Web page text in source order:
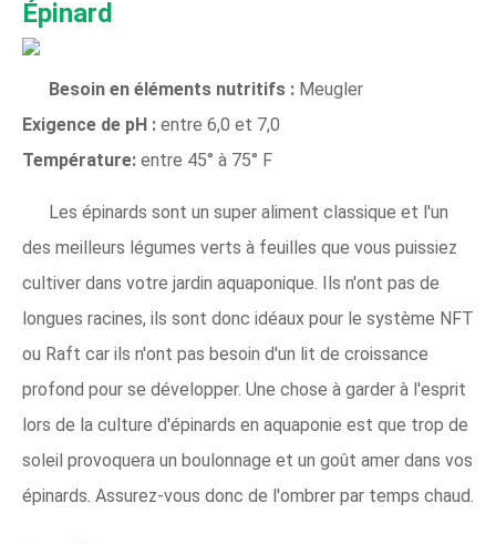
Épinard
Besoin en éléments nutritifs : Meugler
Exigence de pH : entre 6,0 et 7,0
Température: entre 45° à 75° F
Les épinards sont un super aliment classique et l'un
des meilleurs légumes verts à feuilles que vous puissiez
cultiver dans votre jardin aquaponique. Ils n'ont pas de
longues racines, ils sont donc idéaux pour le système NFT
ou Raft car ils n'ont pas besoin d'un lit de croissance
profond pour se développer. Une chose à garder à l'esprit
lors de la culture d'épinards en aquaponie est que trop de
soleil provoquera un boulonnage et un goût amer dans vos
épinards. Assurez-vous donc de l'ombrer par temps chaud.